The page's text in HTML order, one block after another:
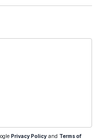
Privacy Policy and Terms of